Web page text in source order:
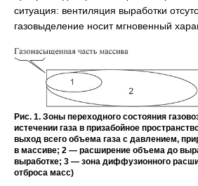
ситуация: вентиляция выработки
газовыделение носит мгновенный
Рис. 1. Зоны переходного состояния
истечении газа в призабойное
выход всего объема газа с давлением,
в массиве; 2 — расширение объема до
выработке; 3 — зона диффузионного
отброса масс)